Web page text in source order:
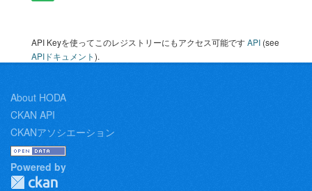
API Keyを使ってこのレジストリーにもアクセス可能ですAPI (see
APIドキュメント).
About HODA
CKAN API
CKANアソシエーション
Powered by